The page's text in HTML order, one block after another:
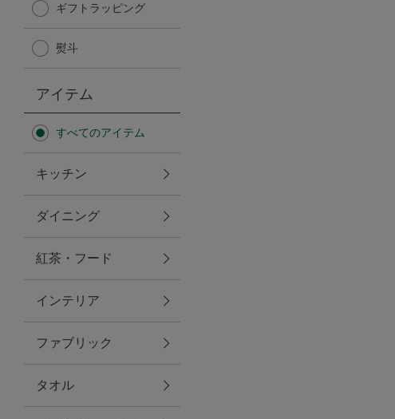
日傘
保冷バッグ
無重力シリーズ
トラベルグッズ
ランチ
バッグ
キッチン・ダイニング
ギフトラッピング
熨斗
アイテム
すべてのアイテム
キッチン
ダイニング
紅茶・フード
インテリア
ファブリック
タオル